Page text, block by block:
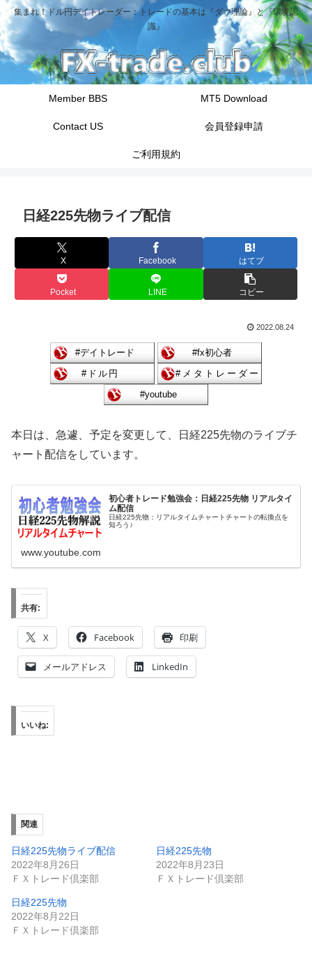
集まれ！ドル円デイトレーダー：トレードの基本は『ダウ理論』と『環境認
識』
Member BBS MT5 Download
Contact US 会員登録申請
ご利用規約
日経225先物ライブ配信
X Facebook はてブ
Pocket LINE コピー
2022.08.24
本日は、急遽、予定を変更して、日経225先物のライブチ
ャート配信をしています。
初心者トレード勉強会：日経225先物 リアルタイ
ム配信
日経225先物：リアルタイムチャートチャートの転換点を
知ろう♪
www.youtube.com
共有:
X Facebook 印刷
メールアドレス LinkedIn
いいね:
関連
日経225先物ライブ配信
2022年8月26日
ＦＸトレード倶楽部
日経225先物
2022年8月23日
ＦＸトレード倶楽部
日経225先物
2022年8月22日
ＦＸトレード倶楽部